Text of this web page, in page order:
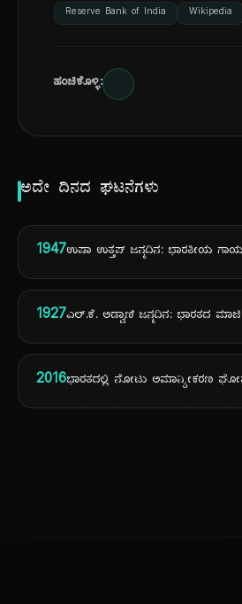
Reserve Bank of India Wikipedia
ಹಂಚಿಕೊಳ್ಳಿ:
ಅದೇ ದಿನದ ಘಟನೆಗಳು
1947ಉಷಾ ಉತ್ತಪ್ ಜನ್ಮದಿನ: ಭಾರತೀಯ
1927ಎಲ್.ಕೆ. ಅಡ್ವಾಣಿ ಜನ್ಮದಿನ: ಭಾರತದ
2016ಭಾರತದಲ್ಲಿ ನೋಟು ಅಮಾನ್ಯೀಕರಣ